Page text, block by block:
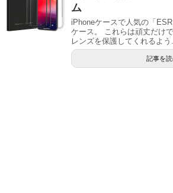
ム
iPhoneケースで人気の「
ケース。 これらは頑丈だけ
レンズを保護してくれるよう
記事を